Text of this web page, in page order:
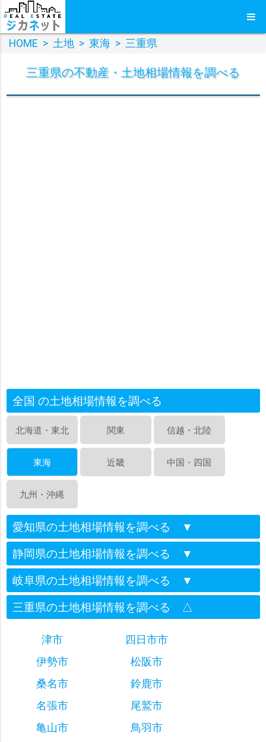
HOME > 土地 > 東海 > 三重県
三重県の不動産・土地相場情報を調べる
全国 の土地相場情報を調べる
北海道・東北 関東 信越・北陸
東海 近畿 中国・四国
九州・沖縄
愛知県の土地相場情報を調べる ▼
静岡県の土地相場情報を調べる ▼
岐阜県の土地相場情報を調べる ▼
三重県の土地相場情報を調べる △
津市
四日市市
伊勢市
松阪市
桑名市
鈴鹿市
名張市
尾鷲市
亀山市
鳥羽市